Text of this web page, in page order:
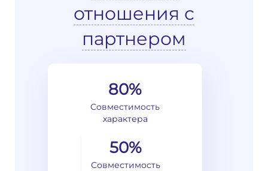
отношения с
партнером
80%
Совместимость
характера
50%
Совместимость